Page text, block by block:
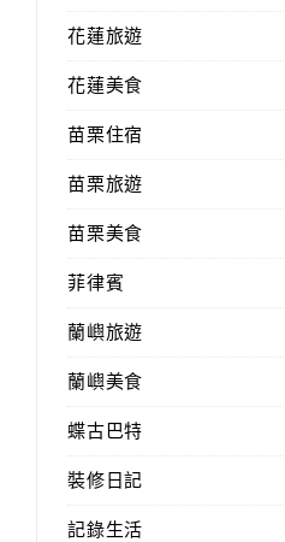
花蓮旅遊
花蓮美食
苗栗住宿
苗栗旅遊
苗栗美食
菲律賓
蘭嶼旅遊
蘭嶼美食
蝶古巴特
裝修日記
記錄生活